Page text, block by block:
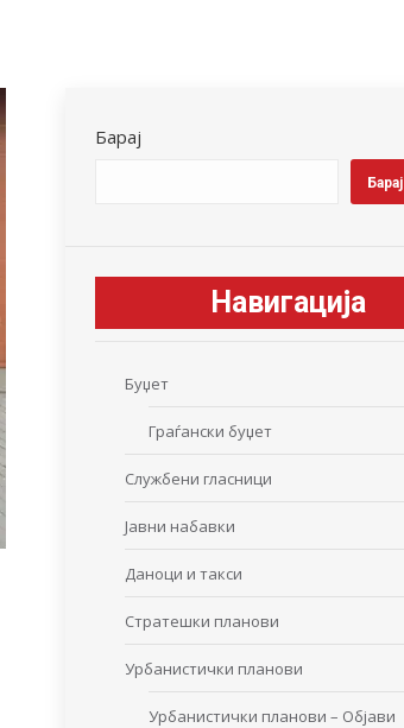
Барај
Барај
Навигација
Буџет
Граѓански буџет
Службени гласници
Јавни набавки
Даноци и такси
Стратешки планови
Урбанистички планови
Урбанистички планови – Објави